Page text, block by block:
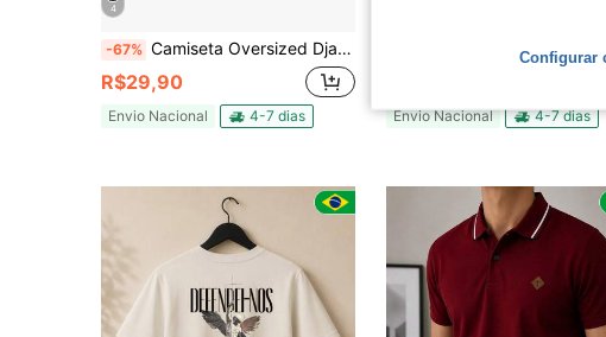
4
-67% Camiseta Oversized Djavan Dizem que o Amor Atrai Musica Show Turne Premium 100% Algodão
R$29,90
Envio Nacional 4-7 dias
Camiseta Oversized Sabotage Postura Dinheiro Frase Streetwear Urbano Rap Estilo Presente
Envio Nacional 4-7 dias
Configurar